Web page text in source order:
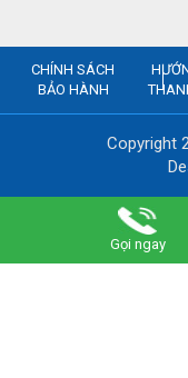
CHÍNH SÁCH
BẢO HÀNH
Copyright
Gọi ngay